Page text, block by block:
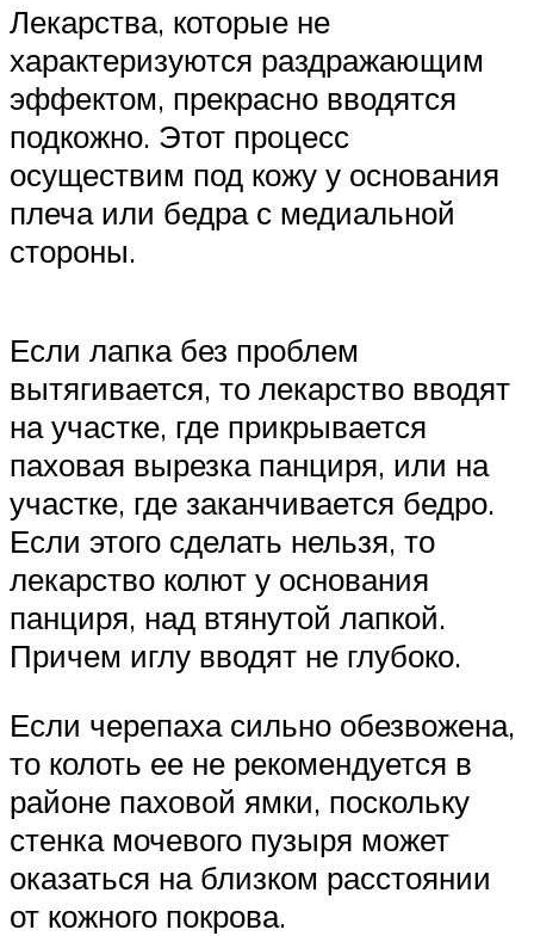
Лекарства, которые не
характеризуются раздражающим
эффектом, прекрасно вводятся
подкожно. Этот процесс
осуществим под кожу у основания
плеча или бедра с медиальной
стороны.
Если лапка без проблем
вытягивается, то лекарство вводят
на участке, где прикрывается
паховая вырезка панциря, или на
участке, где заканчивается бедро.
Если этого сделать нельзя, то
лекарство колют у основания
панциря, над втянутой лапкой.
Причем иглу вводят не глубоко.
Если черепаха сильно обезвожена,
то колоть ее не рекомендуется в
районе паховой ямки, поскольку
стенка мочевого пузыря может
оказаться на близком расстоянии
от кожного покрова.